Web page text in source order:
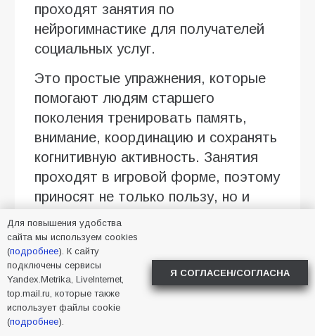
проходят занятия по
нейрогимнастике для получателей
социальных услуг.
Это простые упражнения, которые
помогают людям старшего
поколения тренировать память,
внимание, координацию и сохранять
когнитивную активность. Занятия
проходят в игровой форме, поэтому
приносят не только пользу, но и
хорошее настроение.
Регулярные тренировки помогают
поддерживать активность мозга, а
вместе с ней — интерес к новым
знаниям, общению и повседневной
жизни.
Для повышения удобства
сайта мы используем cookies
(подробнее). К сайту
подключены сервисы
Yandex.Metrika, LiveInternet,
top.mail.ru, которые также
использует файлы cookie
(подробнее).
Я СОГЛАСЕН/СОГЛАСНА